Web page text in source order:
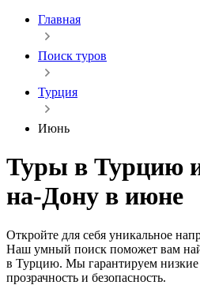
Главная
Поиск туров
Турция
Июнь
Туры в Турцию
на-Дону в июне
Откройте для себя уникальное
Наш умный поиск поможет вам
в Турцию. Мы гарантируем
прозрачность и безопасность.